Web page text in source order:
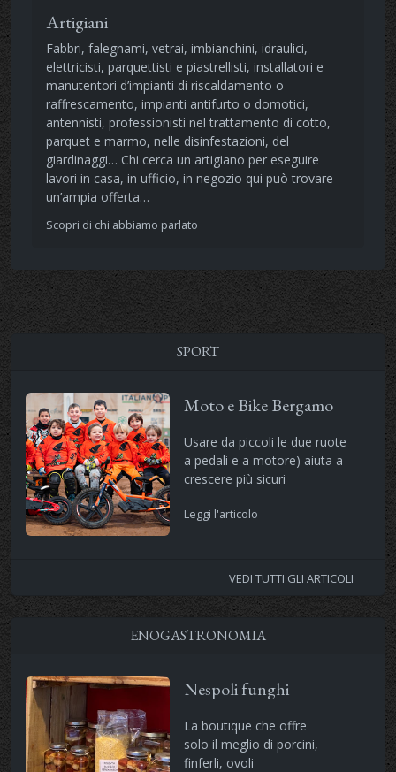
Artigiani
Fabbri, falegnami, vetrai, imbianchini, idraulici,
elettricisti, parquettisti e piastrellisti, installatori e
manutentori d’impianti di riscaldamento o
raffrescamento, impianti antifurto o domotici,
antennisti, professionisti nel trattamento di cotto,
parquet e marmo, nelle disinfestazioni, del
giardinaggi… Chi cerca un artigiano per eseguire
lavori in casa, in ufficio, in negozio qui può trovare
un’ampia offerta…
Scopri di chi abbiamo parlato
SPORT
Moto e Bike Bergamo
Usare da piccoli le due ruote
a pedali e a motore) aiuta a
crescere più sicuri
Leggi l'articolo
VEDI TUTTI GLI ARTICOLI
ENOGASTRONOMIA
Nespoli funghi
La boutique che offre
solo il meglio di porcini,
finferli, ovoli